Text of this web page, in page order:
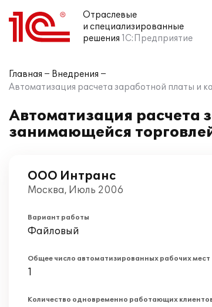
Отраслевые
и специализированные
решения 1С:Предприятие
Главная
Внедрения
Автоматизация расчета заработной платы и
Автоматизация расчета
занимающейся
ООО Интранс
Москва, Июль 2006
Вариант работы
Файловый
Общее число автоматизированных рабочих мест
1
Количество одновременно работающих